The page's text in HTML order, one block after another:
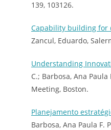
139, 103126.
Capability building
Zancul, Eduardo,
Understanding
C.; Barbosa, Ana
Meeting, Boston.
Planejamento
Barbosa, Ana Paula F.